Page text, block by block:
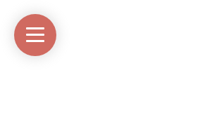
Accueil
Média
libre
Linkinaz
Katomi
compte
Twitter
@Ortegeek
compte
Flickr